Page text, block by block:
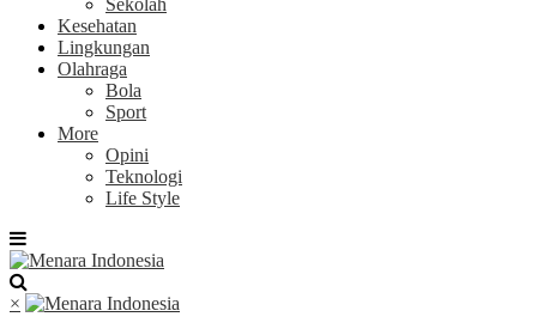
Sekolah
Kesehatan
Lingkungan
Olahraga
Bola
Sport
More
Opini
Teknologi
Life Style
×